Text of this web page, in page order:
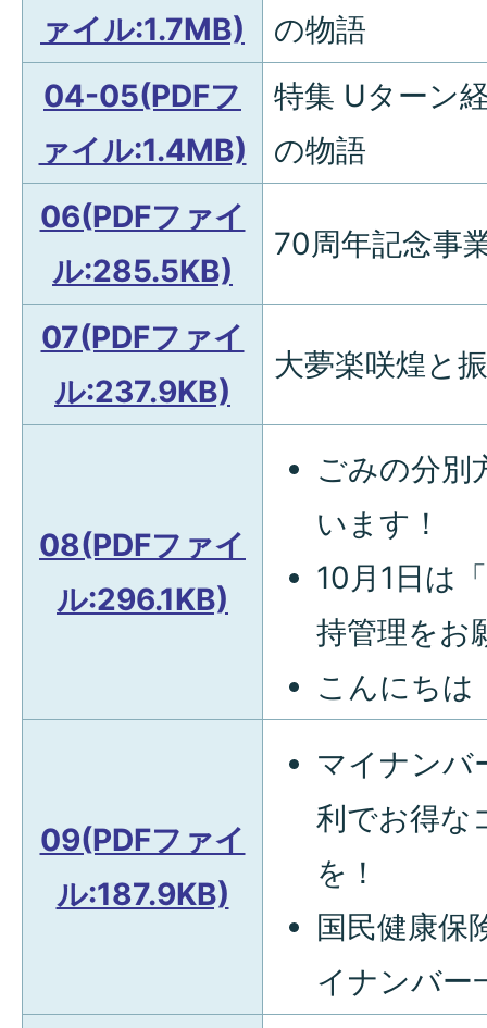
ァイル:1.7MB)
の物語
04-05(PDFフ
ァイル:1.4MB)
特集 Uターン
の物語
06(PDFファイ
ル:285.5KB)
70周年記念事
07(PDFファイ
ル:237.9KB)
大夢楽咲煌と
08(PDFファイ
ル:296.1KB)
ごみの分別
います！
10月1日は
持管理をお
こんにちは
09(PDFファイ
ル:187.9KB)
マイナンバ
利でお得な
を！
国民健康保
イナンバー